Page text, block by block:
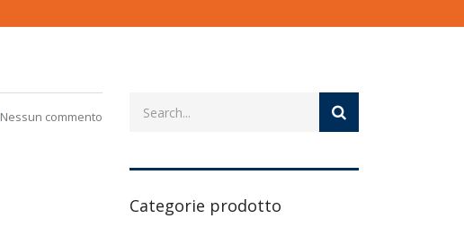
Nessun commento
Categorie prodotto